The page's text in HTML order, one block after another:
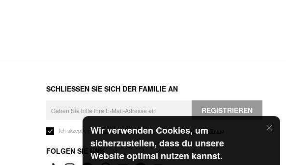
Wir verwenden Cookies, um
sicherzustellen, dass du unsere
Website optimal nutzen kannst.
SCHLIESSEN SIE SICH DER FAMILIE AN
REGISTRIEREN
Ich akzeptiere dieGeschäftsbedingungen und die Datenschutzerklärung
FOLGEN SIE UNS